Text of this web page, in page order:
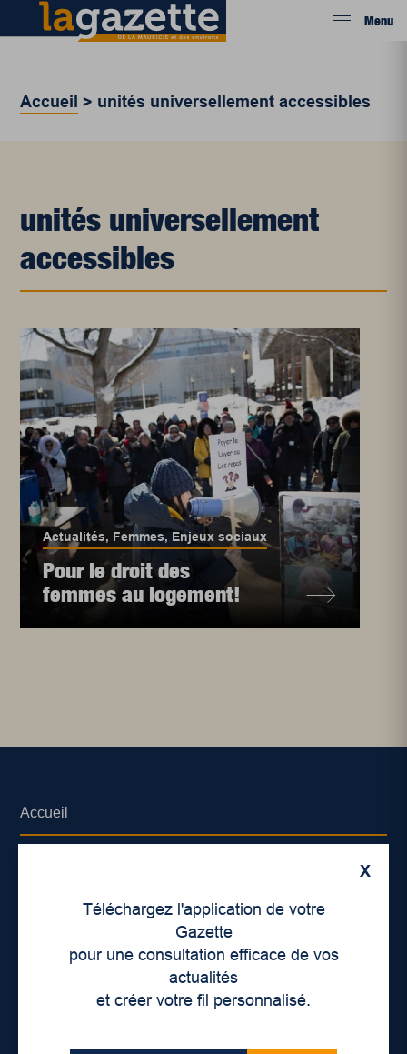
Menu
Accueil > unités universellement accessibles
unités universellement
accessibles
Actualités, Femmes, Enjeux sociaux
Pour le droit des
femmes au logement!
X
Téléchargez l'application de votre
Gazette
pour une consultation efficace de vos
actualités
et créer votre fil personnalisé.
Accueil
Déontologie et confidentialité